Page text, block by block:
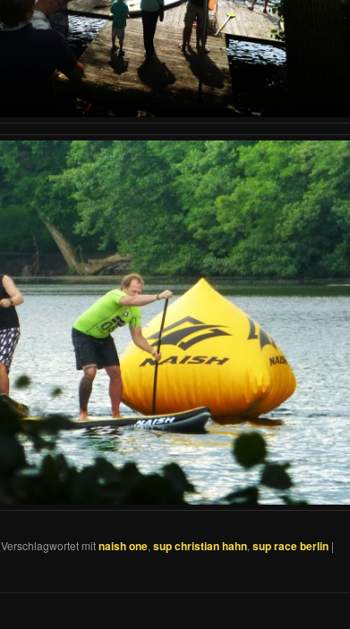
Verschlagwortet mitnaish one, sup christian hahn, sup race berlin |